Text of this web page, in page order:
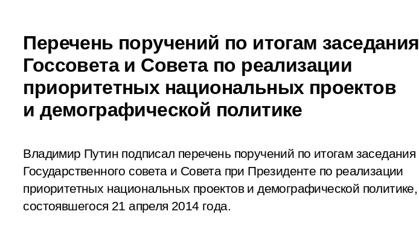
Перечень поручений по итогам заседания
Госсовета и Совета по реализации
приоритетных национальных проектов
и демографической политике
Владимир Путин подписал перечень поручений по итогам заседания
Государственного совета и Совета при Президенте по реализации
приоритетных национальных проектов и демографической политике,
состоявшегося 21 апреля 2014 года.